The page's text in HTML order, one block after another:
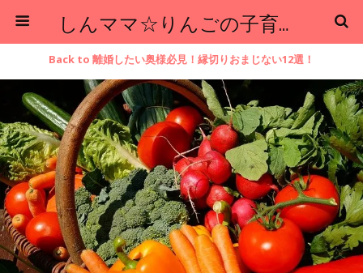
しんママ☆りんごの子育てブログ
Back to 離婚したい奥様必見！縁切りおまじない12選！